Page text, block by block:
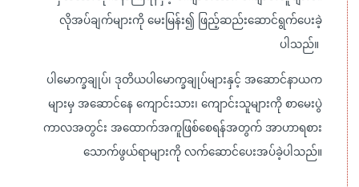
လိုအပ်ချက်များကို မေးမြန်း၍ ဖြည့်ဆည်းဆောင်ရွက်ပေးခဲ့
ပါသည်။
ပါမောက္ခချုပ်၊ ဒုတိယပါမောက္ခချုပ်များနှင့် အဆောင်နာယက
များမှ အဆောင်နေ ကျောင်းသား၊ ကျောင်းသူများကို စာမေးပွဲ
ကာလအတွင်း အထောက်အကူဖြစ်စေရန်အတွက် အာဟာရစား
သောက်ဖွယ်ရာများကို လက်ဆောင်ပေးအပ်ခဲ့ပါသည်။